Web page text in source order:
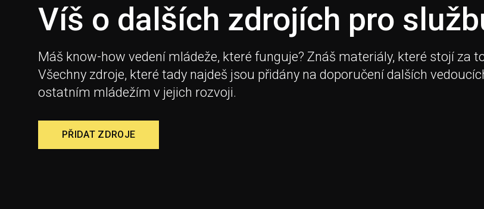
Víš o dalších zdrojích pro
Máš know-how vedení mládeže, které funguje? Znáš materiály, které stojí za
Všechny zdroje, které tady najdeš jsou přidány na doporučení dalších
ostatním mládežím v jejich rozvoji.
PŘIDAT ZDROJE